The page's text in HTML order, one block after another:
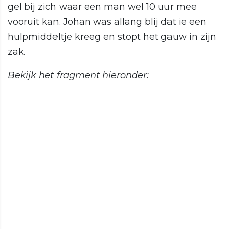
gel bij zich waar een man wel 10 uur mee
vooruit kan. Johan was allang blij dat ie een
hulpmiddeltje kreeg en stopt het gauw in zijn
zak.
Bekijk het fragment hieronder: